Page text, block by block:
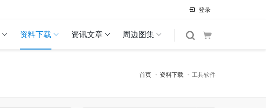
登录
资料下载 资讯文章 周边图集
首页 资料下载 工具软件